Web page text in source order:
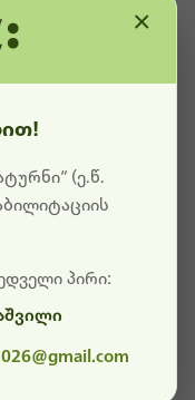
ამჟამად
და ტექნიკური
გმადლობთ
(ე.წ.
პირი:
×